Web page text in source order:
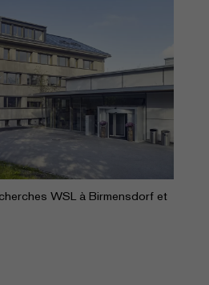
WSL à Birmensdorf et